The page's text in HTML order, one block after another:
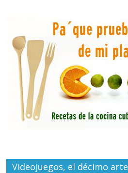
Videojuegos, el décimo arte